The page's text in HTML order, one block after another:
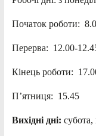
Початок роботи:
Перерва: 12.00-
Кінець роботи:
П’ятниця: 15.45
Вихідні дні: субота,